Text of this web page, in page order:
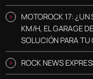
MOTOROCK 17: ¿UN
KM/H, EL GARAGE
SOLUCIÓN PARA TU
ROCK NEWS